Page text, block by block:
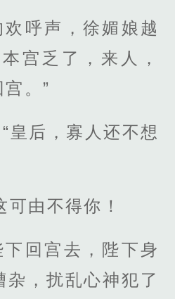
呼声，徐媚娘越
宫乏了，来人，
。”
皇后，寡人还不想
可由不得你！
回宫去，陛下身
，扰乱心神犯了